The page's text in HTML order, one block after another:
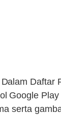
Dalam Daftar
Google
serta